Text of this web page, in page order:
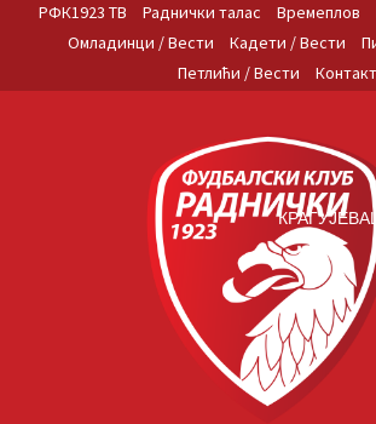
РФК1923 ТВ Раднички талас Времеплов
Омладинци / Вести
Кадети / Вести
Петлићи / Вести
Контакт